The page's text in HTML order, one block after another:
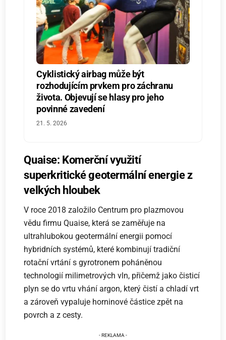
Cyklistický airbag může být
rozhodujícím prvkem pro záchranu
života. Objevují se hlasy pro jeho
povinné zavedení
21. 5. 2026
Quaise: Komerční využití
superkritické geotermální energie z
velkých hloubek
V roce 2018 založilo Centrum pro plazmovou
vědu firmu Quaise, která se zaměřuje na
ultrahlubokou geotermální energii pomocí
hybridních systémů, které kombinují tradiční
rotační vrtání s gyrotronem poháněnou
technologií milimetrových vln, přičemž jako čisticí
plyn se do vrtu vhání argon, který čistí a chladí vrt
a zároveň vypaluje horninové částice zpět na
povrch a z cesty.